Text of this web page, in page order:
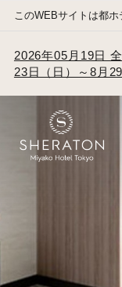
このWEBサイトは都
2026年05月19日
23日（日）～8月